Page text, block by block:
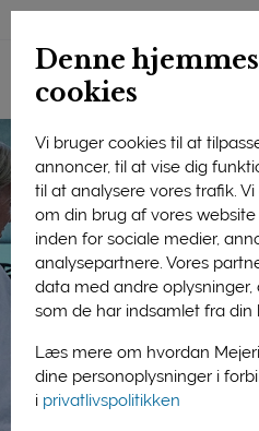
Denne
cookies
Vi bruger cookies til at
annoncer, til at vise dig
til at analysere vores trafik.
om din brug af vores
inden for sociale medier,
analysepartnere. Vores
data med andre
som de har indsamlet fra din
Læs mere om hvordan
dine personoplysninger i
i privatlivspolitikken